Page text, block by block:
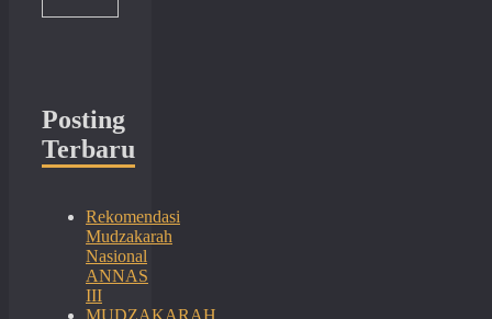
Posting
Terbaru
Rekomendasi
Mudzakarah
Nasional
ANNAS
III
MUDZAKARAH